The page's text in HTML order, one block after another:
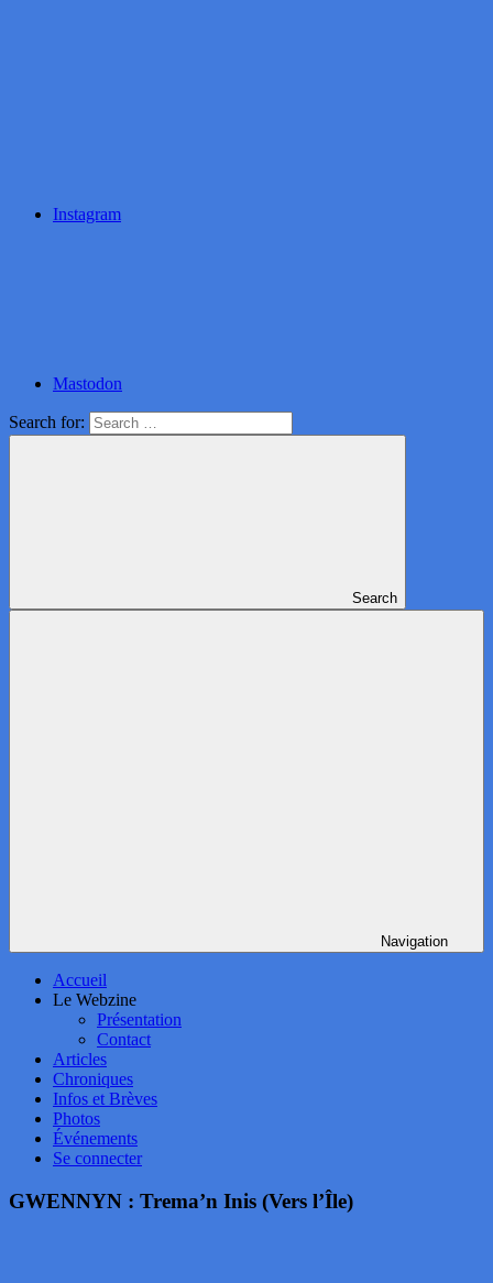
Instagram
Mastodon
Search for:
Search
Navigation
Accueil
Le Webzine
Présentation
Contact
Articles
Chroniques
Infos et Brèves
Photos
Événements
Se connecter
GWENNYN : Trema’n Inis (Vers l’Île)